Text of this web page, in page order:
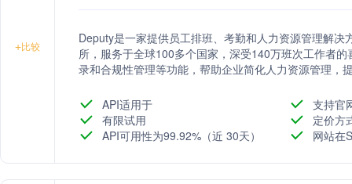
+比较
Deputy是一家提供员工排班、考勤和人力资源管理解
所，服务于全球100多个国家，深受140万班次工作者
录和合规性管理等功能，帮助企业简化人力资源管理，
服务。API适用于
支持官
有限试用
定价方
API可用性为99.92%（近 30天）
网站在